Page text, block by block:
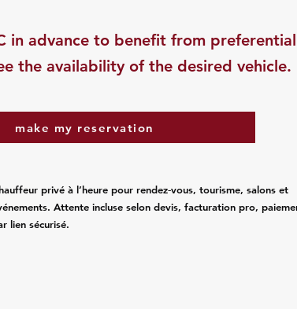
in advance to benefit from preferential
the availability of the desired vehicle.
make my reservation
privé à l’heure pour rendez‑vous, tourisme, salons et
Attente incluse selon devis, facturation pro,
lien sécurisé.